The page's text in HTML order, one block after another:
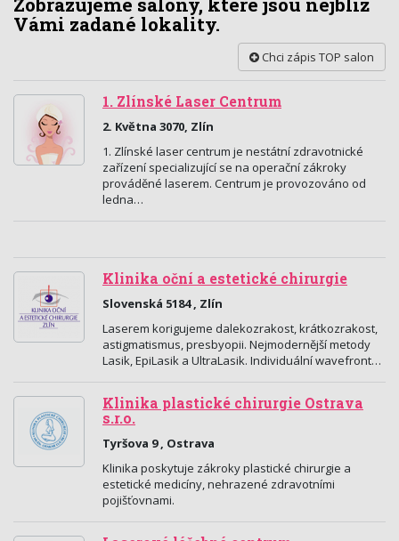
Vámi zadané lokality.
Chci zápis TOP salon
1. Zlínské Laser Centrum
2. Května 3070, Zlín
1. Zlínské laser centrum je nestátní zdravotnické
zařízení specializující se na operační zákroky
prováděné laserem. Centrum je provozováno od
ledna…
Klinika oční a estetické chirurgie
Slovenská 5184 , Zlín
Laserem korigujeme dalekozrakost, krátkozrakost,
astigmatismus, presbyopii. Nejmodernější metody
Lasik, EpiLasik a UltraLasik. Individuální wavefront…
Klinika plastické chirurgie Ostrava
s.r.o.
Tyršova 9 , Ostrava
Klinika poskytuje zákroky plastické chirurgie a
estetické medicíny, nehrazené zdravotními
pojišťovnami.